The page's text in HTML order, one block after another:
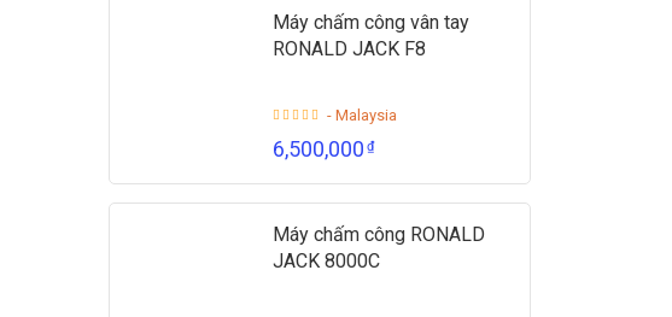
Máy chấm công vân tay
RONALD JACK F8
- Malaysia
6,500,000₫
Máy chấm công RONALD
JACK 8000C